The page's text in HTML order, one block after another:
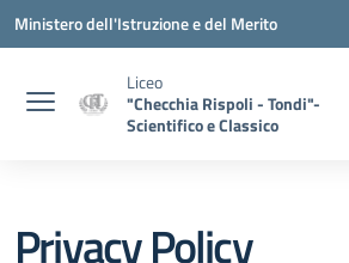
Vai ai contenuti
Vai al menu di navigazione
Vai al footer
Ministero dell'Istruzione e del Merito
Liceo
"Checchia Rispoli - Tondi"-
Scientifico e Classico
Privacy Policy